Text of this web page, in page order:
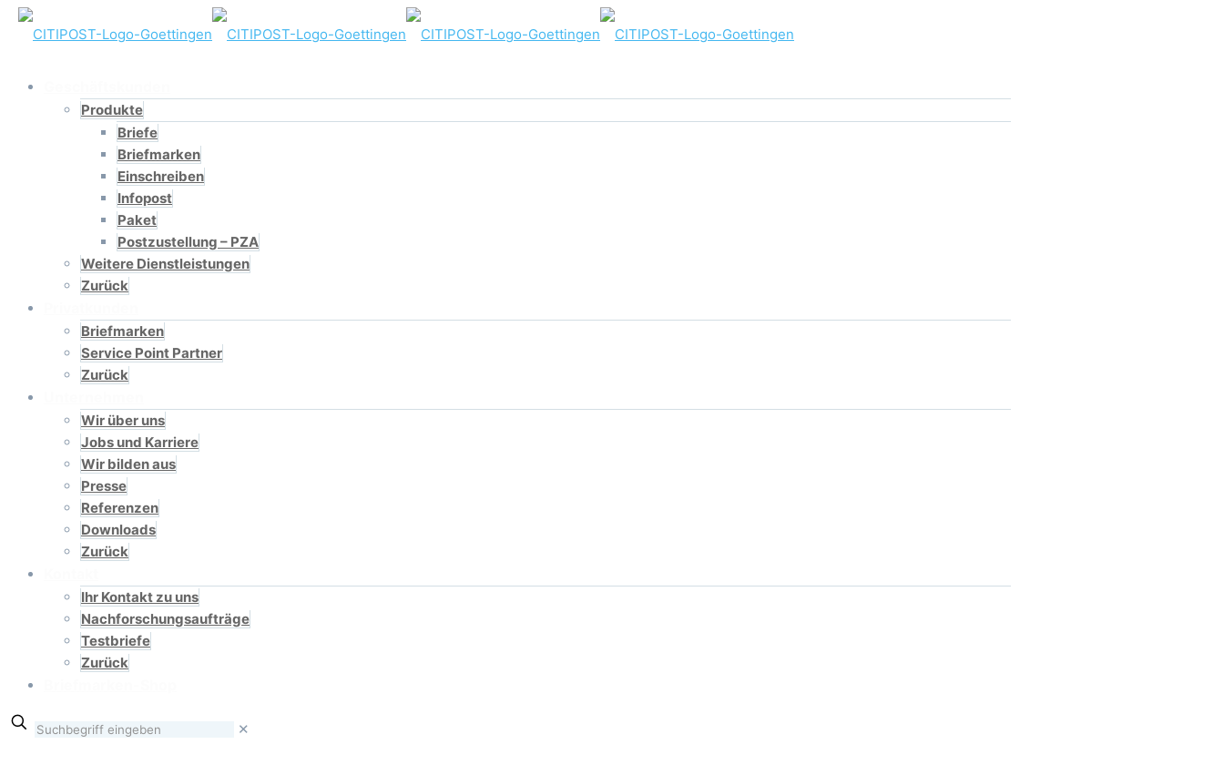
Produkte
Briefe
Briefmarken
Einschreiben
Infopost
Paket
Postzustellung – PZA
Weitere Dienstleistungen
Zurück
Briefmarken
Service Point Partner
Zurück
Wir über uns
Jobs und Karriere
Wir bilden aus
Presse
Referenzen
Downloads
Zurück
Ihr Kontakt zu uns
Nachforschungsaufträge
Testbriefe
Zurück
✕